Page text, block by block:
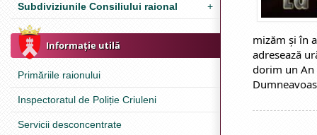
Subdiviziunile Consiliului raional +
Informație utilă
Primăriile raionului
Inspectoratul de Poliție Criuleni
Servicii desconcentrate
mizăm și în
adresează
dorim un An